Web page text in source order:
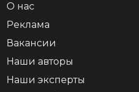
О нас
Реклама
Вакансии
Наши авторы
Наши эксперты